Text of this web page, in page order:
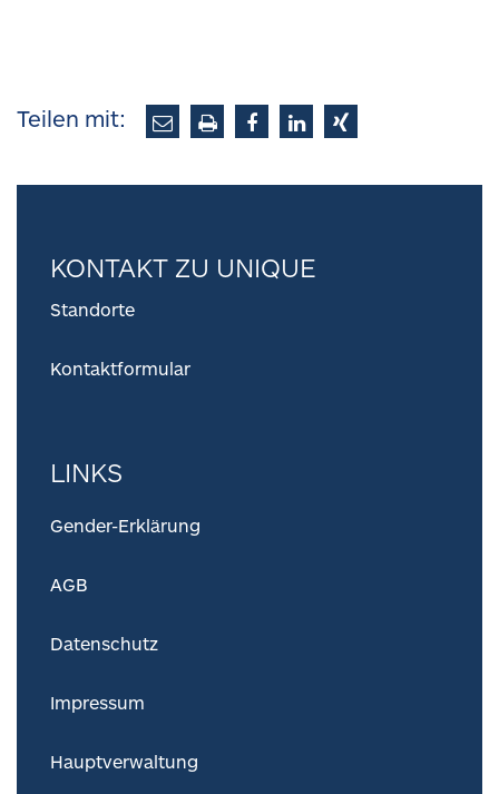
Teilen mit:
KONTAKT ZU UNIQUE
Standorte
Kontaktformular
LINKS
Gender-Erklärung
AGB
Datenschutz
Impressum
Hauptverwaltung